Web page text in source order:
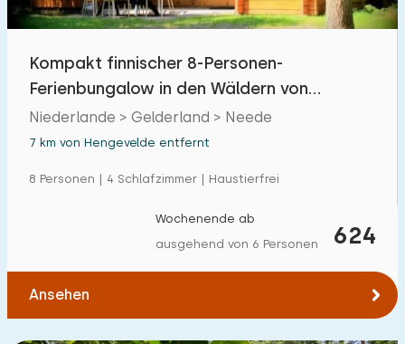
Nicht im Ferienpark
Im Ferienpark
Einfamilienhaus
Hausboot 0
Kompakt finnischer 8-Personen-
Ferienbungalow in den Wäldern von
Achterhoek
Niederlande > Gelderland > Neede
7 km von Hengevelde entfernt
8 Personen | 4 Schlafzimmer | Haustierfrei
624
Wochenende ab
ausgehend von 6 Personen
Ansehen